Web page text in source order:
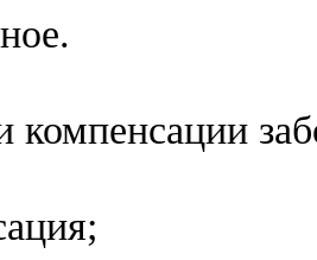
компенсации